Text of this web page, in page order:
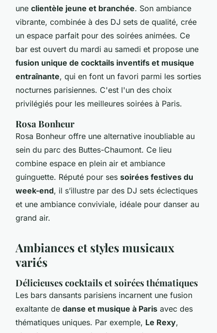
une clientèle jeune et branchée. Son ambiance
vibrante, combinée à des DJ sets de qualité, crée
un espace parfait pour des soirées animées. Ce
bar est ouvert du mardi au samedi et propose une
fusion unique de cocktails inventifs et musique
entraînante, qui en font un favori parmi les sorties
nocturnes parisiennes. C'est l'un des choix
privilégiés pour les meilleures soirées à Paris.
Rosa Bonheur
Rosa Bonheur offre une alternative inoubliable au
sein du parc des Buttes-Chaumont. Ce lieu
combine espace en plein air et ambiance
guinguette. Réputé pour ses soirées festives du
week-end, il s’illustre par des DJ sets éclectiques
et une ambiance conviviale, idéale pour danser au
grand air.
Ambiances et styles musicaux
variés
Délicieuses cocktails et soirées thématiques
Les bars dansants parisiens incarnent une fusion
exaltante de danse et musique à Paris avec des
thématiques uniques. Par exemple, Le Rexy,